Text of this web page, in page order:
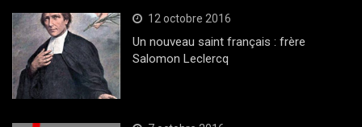
12 octobre 2016
Un nouveau saint français : frère
Salomon Leclercq